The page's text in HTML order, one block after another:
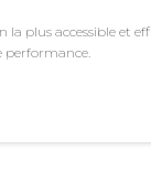
la plus accessible et
performance.